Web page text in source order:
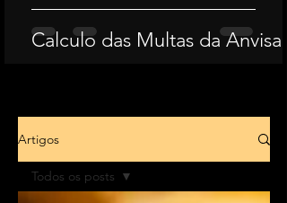
Calculo das Multas da Anvisa
Artigos
Todos os posts